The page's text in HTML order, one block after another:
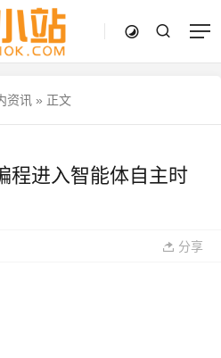
资讯 » 正文
程进入智能体自主时
分享